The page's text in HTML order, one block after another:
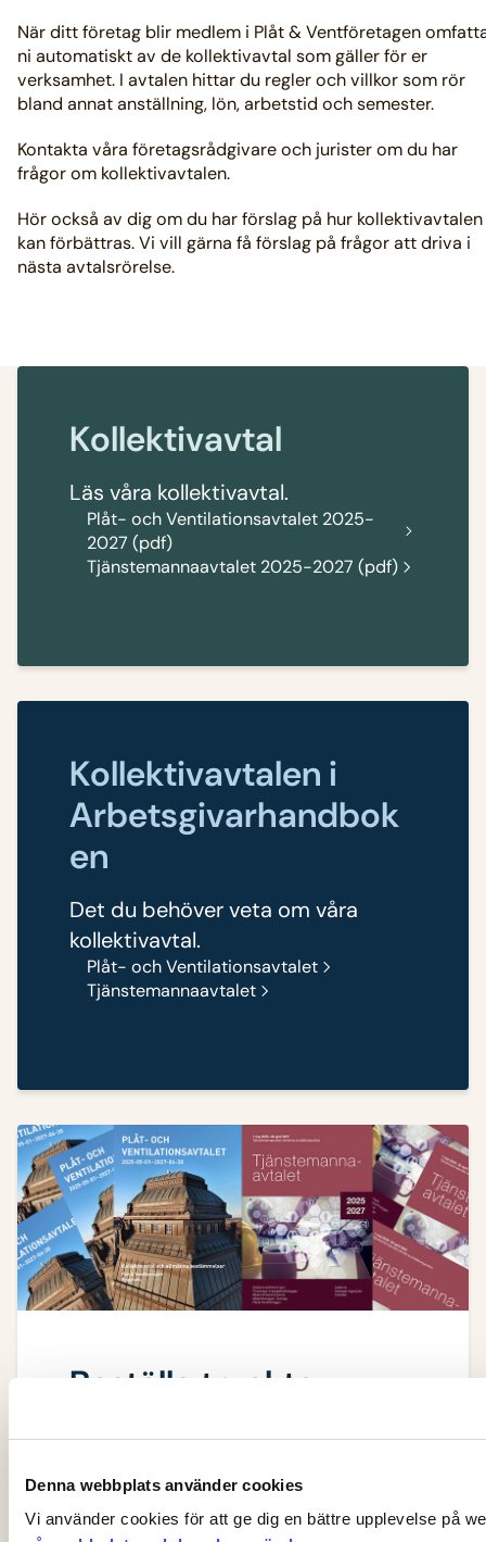
Denna webbplats använder cookies
Vi använder cookies för att ge dig en bättre upplevelse på
När ditt företag blir medlem i Plåt & Ventföretagen
ni automatiskt av de kollektivavtal som gäller för er
verksamhet. I avtalen hittar du regler och villkor som rör
bland annat anställning, lön, arbetstid och semester.
Kontakta våra företagsrådgivare och jurister om du har
frågor om kollektivavtalen.
Hör också av dig om du har förslag på hur kollektivavtalen
kan förbättras. Vi vill gärna få förslag på frågor att driva i
nästa avtalsrörelse.
Kollektivavtal
Läs våra kollektivavtal.
Plåt- och Ventilationsavtalet 2025-
2027 (pdf)
Tjänstemannaavtalet 2025-2027 (pdf)
Kollektivavtalen i
Arbetsgivarhandbok
en
Det du behöver veta om våra
kollektivavtal.
Plåt- och Ventilationsavtalet
Tjänstemannaavtalet
Beställa tryckta
Du som är medlem kan beställa
tryckta exemplar av